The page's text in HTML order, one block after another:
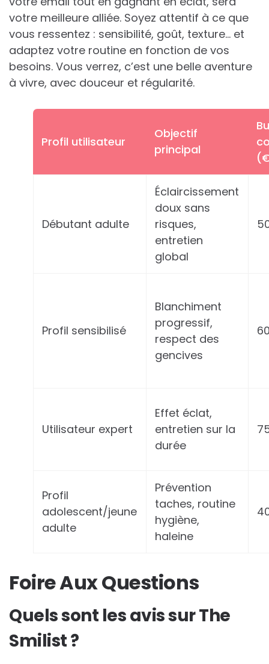
votre meilleure alliée. Soyez attentif à ce que
vous ressentez : sensibilité, goût, texture… et
adaptez votre routine en fonction de vos
besoins. Vous verrez, c’est une belle aventure
à vivre, avec douceur et régularité.
Profil utilisateur
Objectif
principal
Débutant adulte
Éclaircissement
doux sans
risques,
entretien
global
Profil sensibilisé
Blanchiment
progressif,
respect des
gencives
Utilisateur expert
Effet éclat,
entretien sur la
durée
Profil
adolescent/jeune
adulte
Prévention
taches, routine
hygiène,
haleine
Foire Aux Questions
Quels sont les avis sur The
Smilist ?